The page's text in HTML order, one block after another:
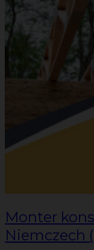
Monter
Niemczech